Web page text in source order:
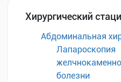
Хирургический
Абдоминальная
Лапароскопия
болезни